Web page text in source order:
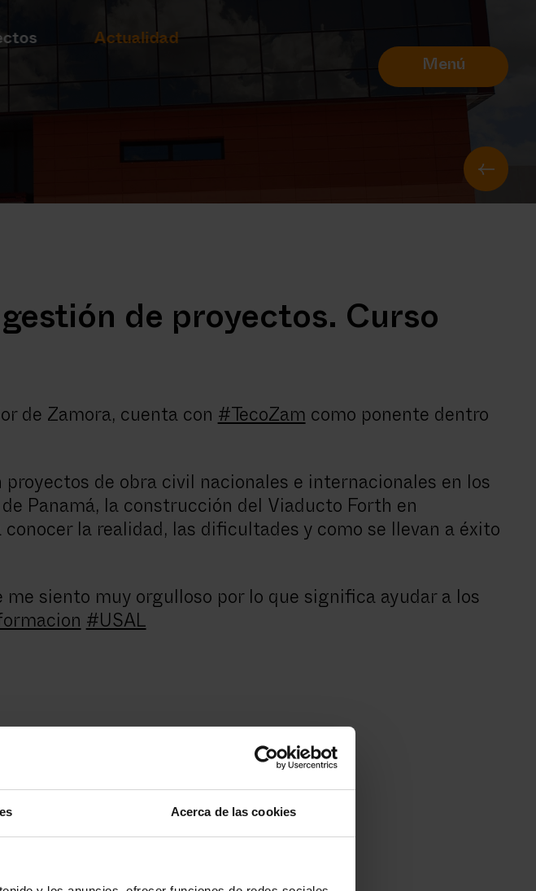
Acerca de las cookies
Actualidad
Menú
de proyectos. Curso
de Zamora, cuenta con #TecoZam como ponente dentro
de obra civil nacionales e internacionales en los
Panamá, la construcción del Viaducto Forth en
la realidad, las dificultades y como se llevan a éxito
me siento muy orgulloso por lo que significa ayudar a los
#USAL